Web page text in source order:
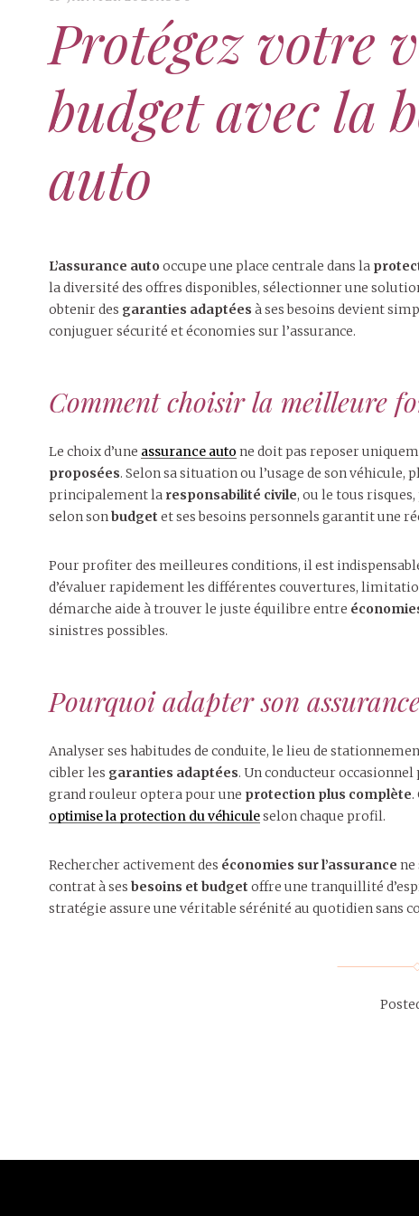
Protégez votre
budget avec la
auto
L’assurance auto occupe une place centrale dans la
la diversité des offres disponibles, sélectionner une
obtenir des garanties adaptées à ses besoins devient
conjuguer sécurité et économies sur l’assurance.
Comment choisir la meilleure
Le choix d’une assurance auto ne doit pas reposer
proposées. Selon sa situation ou l’usage de son véhicule,
principalement la responsabilité civile, ou le tous
selon sonbudget et ses besoins personnels garantit une
Pour profiter des meilleures conditions, il est
d’évaluer rapidement les différentes couvertures,
démarche aide à trouver le juste équilibre entre
sinistres possibles.
Pourquoi adapter son
Analyser ses habitudes de conduite, le lieu de
cibler les garanties adaptées. Un conducteur
grand rouleur optera pour une protection plus complète.
optimise la protection du véhiculeselon chaque profil.
Rechercher activement des économies sur l’assurance ne
contrat à ses besoins et budget offre une tranquillité
stratégie assure une véritable sérénité au quotidien sans